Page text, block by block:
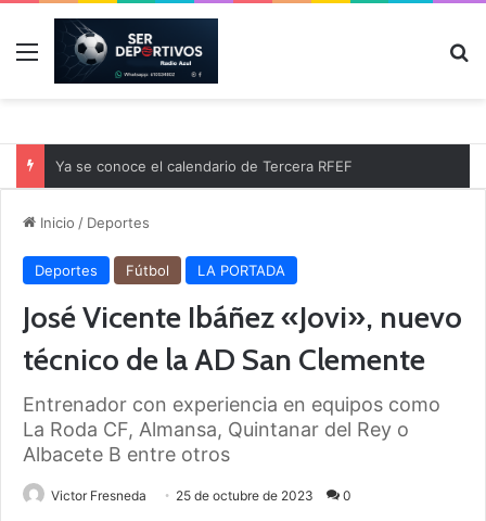
Menú
Ya se conoce el calendario de Tercera RFEF
Inicio / Deportes
Deportes Fútbol LA PORTADA
José Vicente Ibáñez «Jovi», nuevo
técnico de la AD San Clemente
Entrenador con experiencia en equipos como
La Roda CF, Almansa, Quintanar del Rey o
Albacete B entre otros
Victor Fresneda 25 de octubre de 2023 0